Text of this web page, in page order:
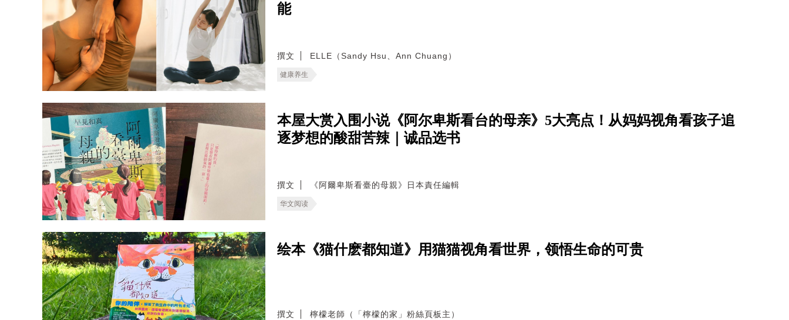
能
撰文 ELLE（Sandy Hsu、Ann Chuang）
健康养生
本屋大赏入围小说《阿尔卑斯看台的母亲》5大亮点！从妈妈视角看孩子追
逐梦想的酸甜苦辣｜诚品选书
撰文 《阿爾卑斯看臺的母親》日本責任編輯
华文阅读
绘本《猫什麽都知道》用猫猫视角看世界，领悟生命的可贵
撰文 檸檬老師（「檸檬的家」粉絲頁板主）